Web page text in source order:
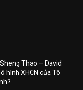
Thao – David
hình XHCN của Tô